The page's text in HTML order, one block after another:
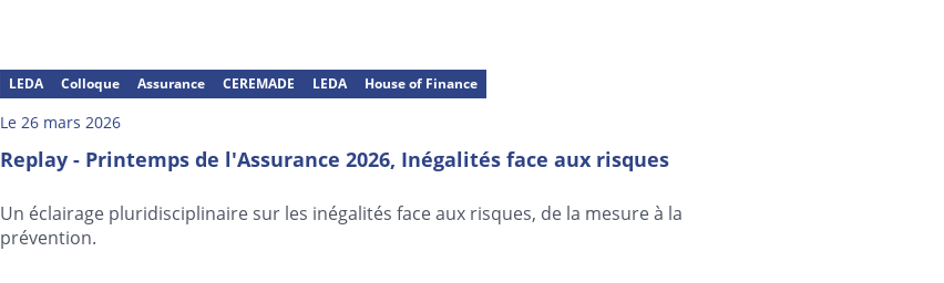
LEDA Colloque Assurance CEREMADE LEDA House of Finance
Le 26 mars 2026
Replay - Printemps de l'Assurance 2026, Inégalités face aux risques
Un éclairage pluridisciplinaire sur les inégalités face aux risques, de la mesure à la
prévention.